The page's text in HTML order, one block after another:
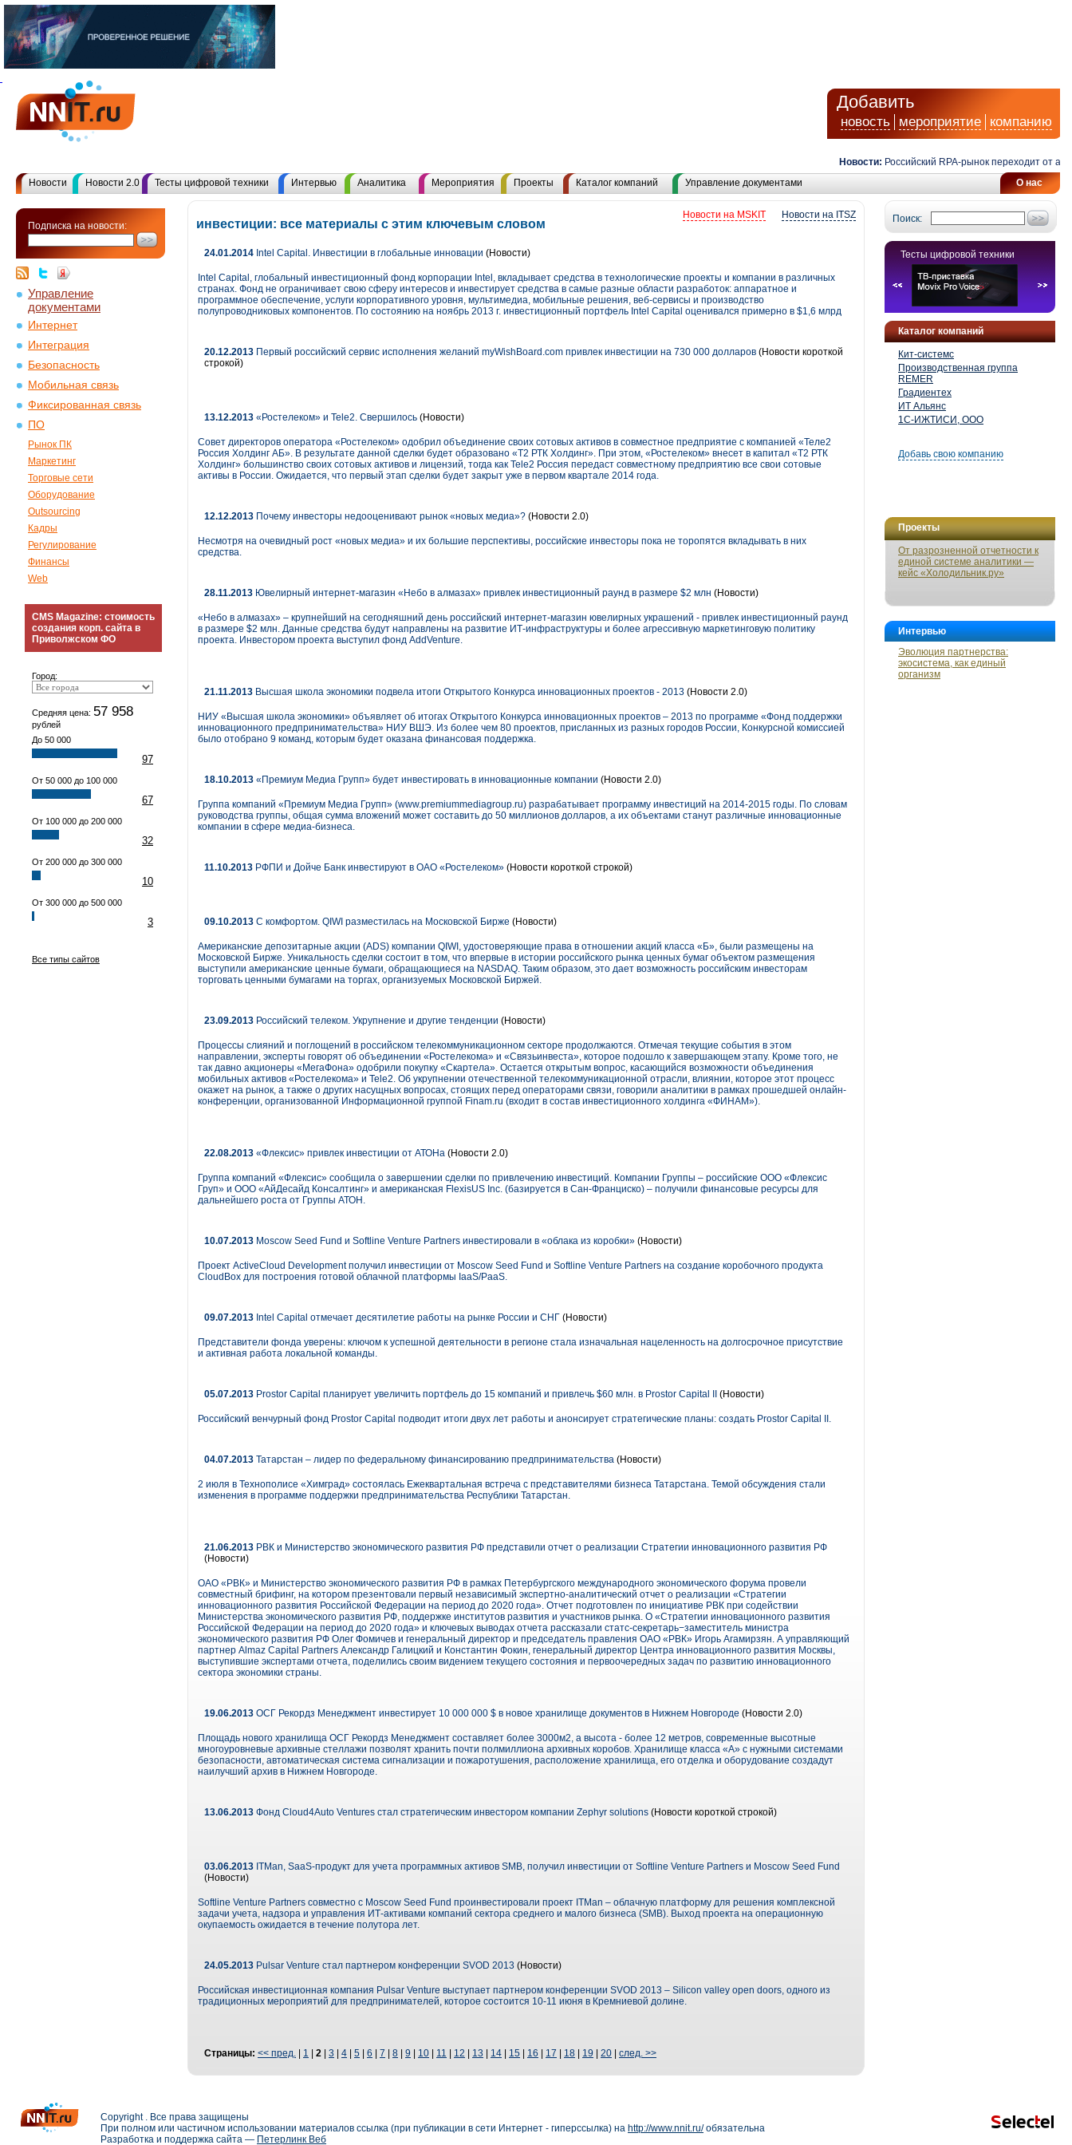
Добавить
новость мероприятие компанию
Новости: Российский RPA-рынок переходит от
О нас
Новости Новости 2.0 Тесты цифровой техники Интервью Аналитика Мероприятия Проекты Каталог компаний Управление документами
Подписка на новости:
Управление
документами
Интернет
Интеграция
Безопасность
Мобильная связь
Фиксированная связь
ПО
Рынок ПК
Маркетинг
Торговые сети
Оборудование
Outsourcing
Кадры
Регулирование
Финансы
Web
CMS Magazine: стоимость
создания корп. сайта в
Приволжском ФО
Город:
Средняя цена: 57 958
рублей
До 50 000
97
От 50 000 до 100 000
67
От 100 000 до 200 000
32
От 200 000 до 300 000
10
От 300 000 до 500 000
3
Все типы сайтов
Поиск:
Тесты цифровой техники
Каталог компаний
Кит-системс
Производственная группа
REMER
Градиентех
ИТ Альянс
1С-ИЖТИСИ, ООО
Добавь свою компанию
Проекты
От разрозненной отчетности к
единой системе аналитики —
кейс «Холодильник.ру»
Интервью
Эволюция партнерства:
экосистема, как единый
организм
Новости на ITSZ
Новости на MSKIT
инвестиции: все материалы с этим ключевым словом
24.01.2014 Intel Capital. Инвестиции в глобальные инновации (Новости)
Intel Capital, глобальный инвестиционный фонд корпорации Intel, вкладывает средства в технологические проекты и компании в различных
странах. Фонд не ограничивает свою сферу интересов и инвестирует средства в самые разные области разработок: аппаратное и
программное обеспечение, услуги корпоративного уровня, мультимедиа, мобильные решения, веб-сервисы и производство
полупроводниковых компонентов. По состоянию на ноябрь 2013 г. инвестиционный портфель Intel Capital оценивался примерно в $1,6 млрд
20.12.2013 Первый российский сервис исполнения желаний myWishBoard.сom привлек инвестиции на 730 000 долларов (Новости короткой
строкой)
13.12.2013 «Ростелеком» и Tele2. Свершилось (Новости)
Совет директоров оператора «Ростелеком» одобрил объединение своих сотовых активов в совместное предприятие с компанией «Теле2
Россия Холдинг АБ». В результате данной сделки будет образовано «Т2 РТК Холдинг». При этом, «Ростелеком» внесет в капитал «Т2 РТК
Холдинг» большинство своих сотовых активов и лицензий, тогда как Tele2 Россия передаст совместному предприятию все свои сотовые
активы в России. Ожидается, что первый этап сделки будет закрыт уже в первом квартале 2014 года.
12.12.2013 Почему инвесторы недооценивают рынок «новых медиа»? (Новости 2.0)
Несмотря на очевидный рост «новых медиа» и их большие перспективы, российские инвесторы пока не торопятся вкладывать в них
средства.
28.11.2013 Ювелирный интернет-магазин «Небо в алмазах» привлек инвестиционный раунд в размере $2 млн (Новости)
«Небо в алмазах» – крупнейший на сегодняшний день российский интернет-магазин ювелирных украшений - привлек инвестиционный раунд
в размере $2 млн. Данные средства будут направлены на развитие ИТ-инфраструктуры и более агрессивную маркетинговую политику
проекта. Инвестором проекта выступил фонд AddVenture.
21.11.2013 Высшая школа экономики подвела итоги Открытого Конкурса инновационных проектов - 2013 (Новости 2.0)
НИУ «Высшая школа экономики» объявляет об итогах Открытого Конкурса инновационных проектов – 2013 по программе «Фонд поддержки
инновационного предпринимательства» НИУ ВШЭ. Из более чем 80 проектов, присланных из разных городов России, Конкурсной комиссией
было отобрано 9 команд, которым будет оказана финансовая поддержка.
18.10.2013 «Премиум Медиа Групп» будет инвестировать в инновационные компании (Новости 2.0)
Группа компаний «Премиум Медиа Групп» (www.premiummediagroup.ru) разрабатывает программу инвестиций на 2014-2015 годы. По словам
руководства группы, общая сумма вложений может составить до 50 миллионов долларов, а их объектами станут различные инновационные
компании в сфере медиа-бизнеса.
11.10.2013 РФПИ и Дойче Банк инвестируют в ОАО «Ростелеком» (Новости короткой строкой)
09.10.2013 С комфортом. QIWI разместилась на Московской Бирже (Новости)
Американские депозитарные акции (ADS) компании QIWI, удостоверяющие права в отношении акций класса «Б», были размещены на
Московской Бирже. Уникальность сделки состоит в том, что впервые в истории российского рынка ценных бумаг объектом размещения
выступили американские ценные бумаги, обращающиеся на NASDAQ. Таким образом, это дает возможность российским инвесторам
торговать ценными бумагами на торгах, организуемых Московской Биржей.
23.09.2013 Российский телеком. Укрупнение и другие тенденции (Новости)
Процессы слияний и поглощений в российском телекоммуникационном секторе продолжаются. Отмечая текущие события в этом
направлении, эксперты говорят об объединении «Ростелекома» и «Связьинвеста», которое подошло к завершающем этапу. Кроме того, не
так давно акционеры «МегаФона» одобрили покупку «Скартела». Остается открытым вопрос, касающийся возможности объединения
мобильных активов «Ростелекома» и Tele2. Об укрупнении отечественной телекоммуникационной отрасли, влиянии, которое этот процесс
окажет на рынок, а также о других насущных вопросах, стоящих перед операторами связи, говорили аналитики в рамках прошедшей онлайн-
конференции, организованной Информационной группой Finam.ru (входит в состав инвестиционного холдинга «ФИНАМ»).
22.08.2013 «Флексис» привлек инвестиции от АТОНа (Новости 2.0)
Группа компаний «Флексис» сообщила о завершении сделки по привлечению инвестиций. Компании Группы – российские ООО «Флексис
Груп» и ООО «АйДесайд Консалтинг» и американская FlexisUS Inc. (базируется в Сан-Франциско) – получили финансовые ресурсы для
дальнейшего роста от Группы АТОН.
10.07.2013 Moscow Seed Fund и Softline Venture Partners инвестировали в «облака из коробки» (Новости)
Проект ActiveCloud Development получил инвестиции от Moscow Seed Fund и Softline Venture Partners на создание коробочного продукта
CloudBox для построения готовой облачной платформы IaaS/PaaS.
09.07.2013 Intel Capital отмечает десятилетие работы на рынке России и СНГ (Новости)
Представители фонда уверены: ключом к успешной деятельности в регионе стала изначальная нацеленность на долгосрочное присутствие
и активная работа локальной команды.
05.07.2013 Prostor Capital планирует увеличить портфель до 15 компаний и привлечь $60 млн. в Prostor Capital II (Новости)
Российский венчурный фонд Prostor Capital подводит итоги двух лет работы и анонсирует стратегические планы: создать Prostor Capital II.
04.07.2013 Татарстан – лидер по федеральному финансированию предпринимательства (Новости)
2 июля в Технополисе «Химград» состоялась Ежеквартальная встреча с представителями бизнеса Татарстана. Темой обсуждения стали
изменения в программе поддержки предпринимательства Республики Татарстан.
21.06.2013 РВК и Министерство экономического развития РФ представили отчет о реализации Стратегии инновационного развития РФ
(Новости)
ОАО «РВК» и Министерство экономического развития РФ в рамках Петербургского международного экономического форума провели
совместный брифинг, на котором презентовали первый независимый экспертно-аналитический отчет о реализации «Стратегии
инновационного развития Российской Федерации на период до 2020 года». Отчет подготовлен по инициативе РВК при содействии
Министерства экономического развития РФ, поддержке институтов развития и участников рынка. О «Стратегии инновационного развития
Российской Федерации на период до 2020 года» и ключевых выводах отчета рассказали статс-секретарь−заместитель министра
экономического развития РФ Олег Фомичев и генеральный директор и председатель правления ОАО «РВК» Игорь Агамирзян. А управляющий
партнер Almaz Capital Partners Александр Галицкий и Константин Фокин, генеральный директор Центра инновационного развития Москвы,
выступившие экспертами отчета, поделились своим видением текущего состояния и первоочередных задач по развитию инновационного
сектора экономики страны.
19.06.2013 ОСГ Рекордз Менеджмент инвестирует 10 000 000 $ в новое хранилище документов в Нижнем Новгороде (Новости 2.0)
Площадь нового хранилища ОСГ Рекордз Менеджмент составляет более 3000м2, а высота - более 12 метров, современные высотные
многоуровневые архивные стеллажи позволят хранить почти полмиллиона архивных коробов. Хранилище класса «А» с нужными системами
безопасности, автоматическая система сигнализации и пожаротушения, расположение хранилища, его отделка и оборудование создадут
наилучший архив в Нижнем Новгороде.
13.06.2013 Фонд Cloud4Auto Ventures стал стратегическим инвестором компании Zephyr solutions (Новости короткой строкой)
03.06.2013 ITMan, SaaS-продукт для учета программных активов SMB, получил инвестиции от Softline Venture Partners и Moscow Seed Fund
(Новости)
Softline Venture Partners совместно с Moscow Seed Fund проинвестировали проект ITMan – облачную платформу для решения комплексной
задачи учета, надзора и управления ИТ-активами компаний сектора среднего и малого бизнеса (SMB). Выход проекта на операционную
окупаемость ожидается в течение полутора лет.
24.05.2013 Pulsar Venture стал партнером конференции SVOD 2013 (Новости)
Российская инвестиционная компания Pulsar Venture выступает партнером конференции SVOD 2013 – Silicon valley open doors, одного из
традиционных мероприятий для предпринимателей, которое состоится 10-11 июня в Кремниевой долине.
Страницы: << пред. 1 2 3 4 5 6 7 8 9 10 11 12 13 14 15 16 17 18 19 20 след. >>
Copyright . Все права защищены
При полном или частичном использовании материалов ссылка (при публикации в сети Интернет - гиперссылка) на http://www.nnit.ru/обязательна
Разработка и поддержка сайта — Петерлинк Веб